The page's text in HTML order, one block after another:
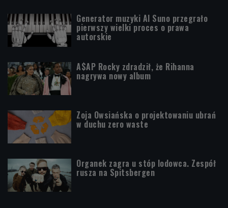
Generator muzyki AI Suno przegrało
pierwszy wielki proces o prawa
autorskie
A$AP Rocky zdradził, że Rihanna
nagrywa nowy album
Zoja Owsiańska o projektowaniu ubrań
w duchu zero waste
Organek zagra u stóp lodowca. Zespół
rusza na Spitsbergen